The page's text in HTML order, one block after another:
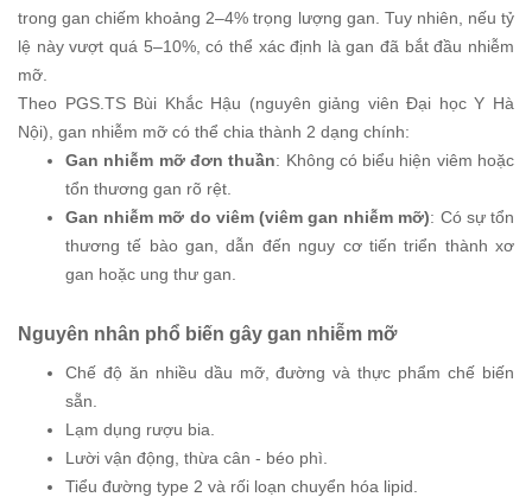
trong gan chiếm khoảng 2–4% trọng lượng gan. Tuy nhiên, nếu tỷ
lệ này vượt quá 5–10%, có thể xác định là gan đã bắt đầu nhiễm
mỡ.
Theo PGS.TS Bùi Khắc Hậu (nguyên giảng viên Đại học Y Hà
Nội), gan nhiễm mỡ có thể chia thành 2 dạng chính:
Gan nhiễm mỡ đơn thuần: Không có biểu hiện viêm hoặc
tổn thương gan rõ rệt.
Gan nhiễm mỡ do viêm (viêm gan nhiễm mỡ): Có sự tổn
thương tế bào gan, dẫn đến nguy cơ tiến triển thành xơ
gan hoặc ung thư gan.
Nguyên nhân phổ biến gây gan nhiễm mỡ
Chế độ ăn nhiều dầu mỡ, đường và thực phẩm chế biến
sẵn.
Lạm dụng rượu bia.
Lười vận động, thừa cân - béo phì.
Tiểu đường type 2 và rối loạn chuyển hóa lipid.